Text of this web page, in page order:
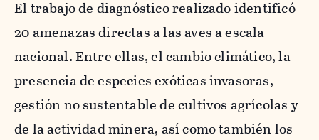
El trabajo de diagnóstico realizado identificó
20 amenazas directas a las aves a escala
nacional. Entre ellas, el cambio climático, la
presencia de especies exóticas invasoras,
gestión no sustentable de cultivos agrícolas y
de la actividad minera, así como también los